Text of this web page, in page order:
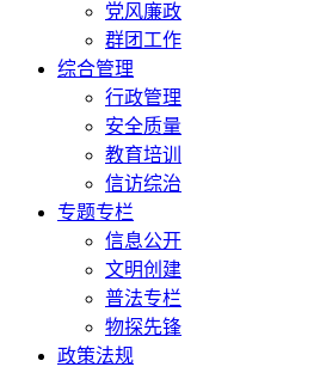
党风廉政
群团工作
综合管理
行政管理
安全质量
教育培训
信访综治
专题专栏
信息公开
文明创建
普法专栏
物探先锋
政策法规